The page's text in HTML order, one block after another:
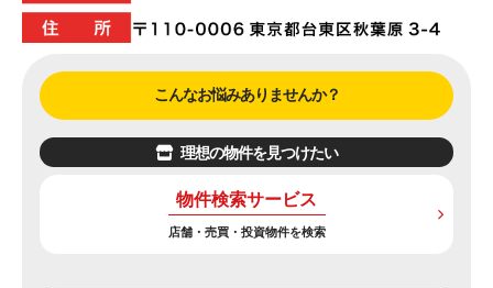
こんなお悩みありませんか？
理想の物件を見つけたい
物件検索サービス
店舗・売買・投資物件を検索